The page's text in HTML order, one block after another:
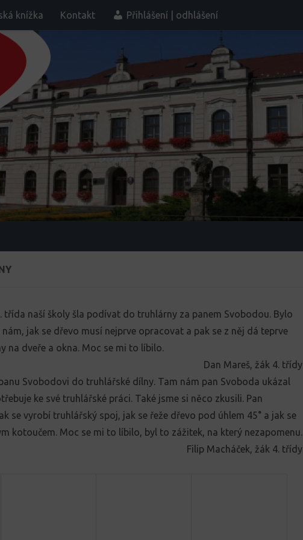
knížka Kontakt Přihlášení | odhlášení
třída naší školy šla podívat do truhlárny za panem Svobodou. Bylo
jak se dřevo musí nejprve opracovat a pak se z něj dá teprve
na dveře a okna. Moc se mi to líbilo.
Dan Mareš, žák 4. třídy
Svobodovi do truhlářské dílny. Tam nám pan Svoboda ukázal
ke své truhlářské práci. Také jsme si něco zkusili. Pan
se vyrobí truhlářský spoj, jak se řeže dřevo pod úhlem 45° a jak se
kotoučem. Moc se mi to líbilo, byl to zážitek, na který nezapomenu.
Filip Macháček, žák 4. třídy